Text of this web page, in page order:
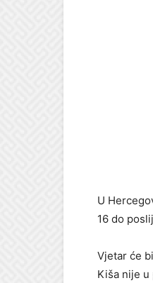
U
16 do
Vjetar će
Kiša nije